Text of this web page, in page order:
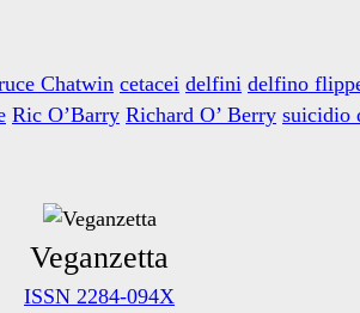
Chatwin cetacei delfini delfino
Ric O’Barry Richard O’ Berry suicidio
Veganzetta
ISSN 2284-094X